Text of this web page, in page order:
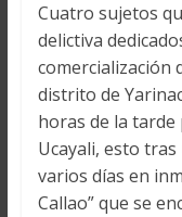
Cuatro sujetos
delictiva
comercialización
distrito de
horas de la
Ucayali, esto
varios días en
Callao” que se